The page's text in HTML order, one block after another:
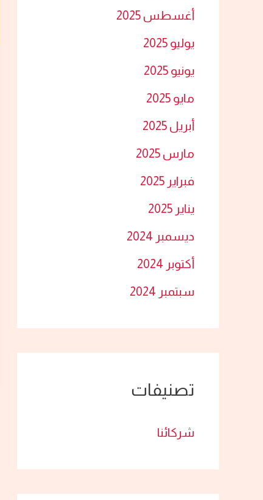
:أغسطس 2025
يوليو 2025
يونيو 2025
مايو 2025
أبريل 2025
مارس 2025
فبراير 2025
يناير 2025
ديسمبر 2024
أكتوبر 2024
سبتمبر 2024
تصنيفات
شركائنا